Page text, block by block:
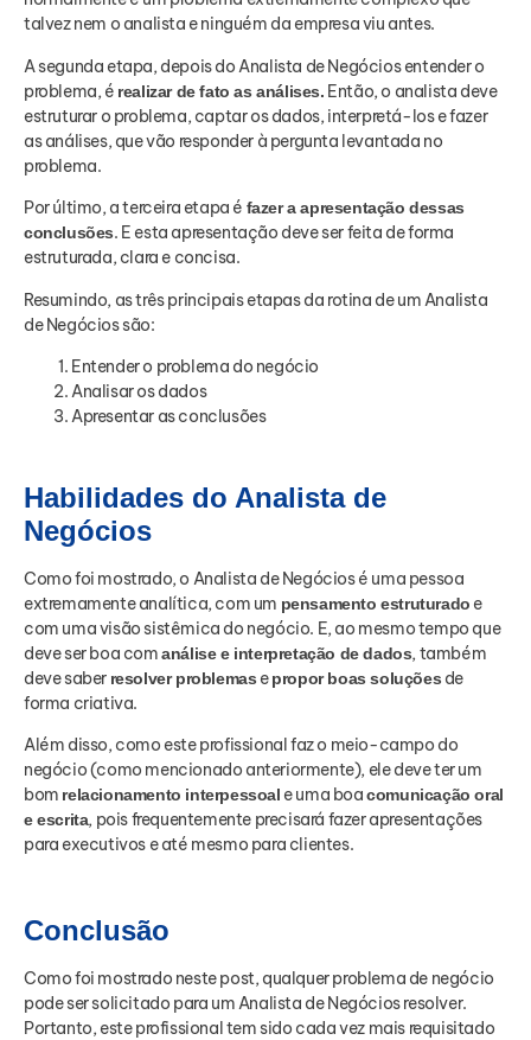
talvez nem o analista e ninguém da empresa viu antes.
A segunda etapa, depois do Analista de Negócios entender o
problema, é realizar de fato as análises. Então, o analista deve
estruturar o problema, captar os dados, interpretá-los e fazer
as análises, que vão responder à pergunta levantada no
problema.
Por último, a terceira etapa é fazer a apresentação dessas
conclusões. E esta apresentação deve ser feita de forma
estruturada, clara e concisa.
Resumindo, as três principais etapas da rotina de um Analista
de Negócios são:
Entender o problema do negócio
Analisar os dados
Apresentar as conclusões
Habilidades do Analista de
Negócios
Como foi mostrado, o Analista de Negócios é uma pessoa
extremamente analítica, com um pensamento estruturado e
com uma visão sistêmica do negócio. E, ao mesmo tempo que
deve ser boa comanálise e interpretação de dados, também
deve saber resolver problemas epropor boas soluções de
forma criativa.
Além disso, como este profissional faz o meio-campo do
negócio (como mencionado anteriormente), ele deve ter um
bom relacionamento interpessoal e uma boacomunicação oral
e escrita, pois frequentemente precisará fazer apresentações
para executivos e até mesmo para clientes.
Conclusão
Como foi mostrado neste post, qualquer problema de negócio
pode ser solicitado para um Analista de Negócios resolver.
Portanto, este profissional tem sido cada vez mais requisitado